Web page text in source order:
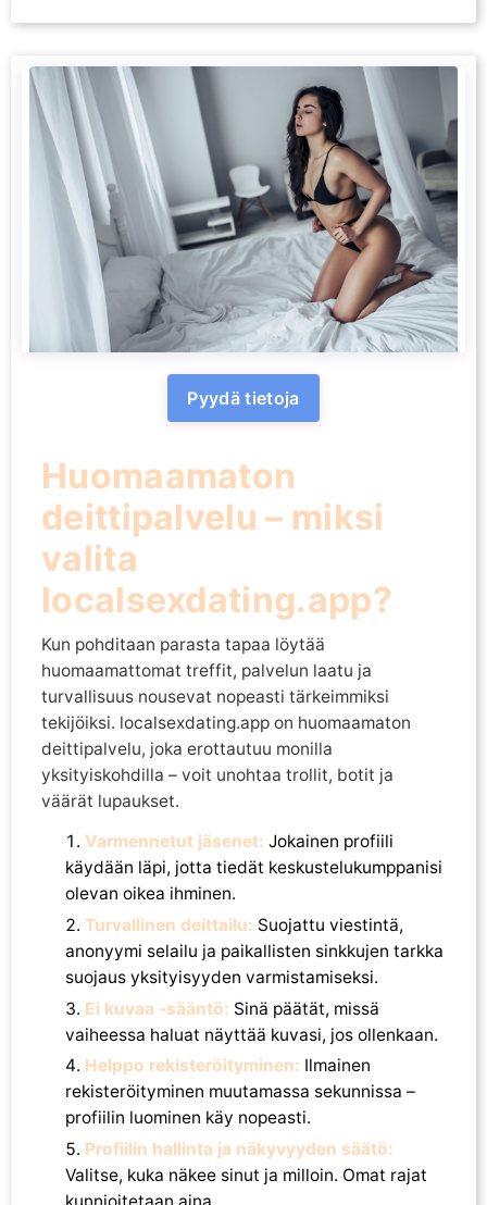
Pyydä tietoja
Huomaamaton
deittipalvelu – miksi
valita
localsexdating.app?
Kun pohditaan parasta tapaa löytää
huomaamattomat treffit, palvelun laatu ja
turvallisuus nousevat nopeasti tärkeimmiksi
tekijöiksi. localsexdating.app on huomaamaton
deittipalvelu, joka erottautuu monilla
yksityiskohdilla – voit unohtaa trollit, botit ja
väärät lupaukset.
Varmennetut jäsenet: Jokainen profiili
käydään läpi, jotta tiedät keskustelukumppanisi
olevan oikea ihminen.
Turvallinen deittailu: Suojattu viestintä,
anonyymi selailu ja paikallisten sinkkujen tarkka
suojaus yksityisyyden varmistamiseksi.
Ei kuvaa -sääntö: Sinä päätät, missä
vaiheessa haluat näyttää kuvasi, jos ollenkaan.
Helppo rekisteröityminen: Ilmainen
rekisteröityminen muutamassa sekunnissa –
profiilin luominen käy nopeasti.
Profiilin hallinta ja näkyvyyden säätö:
Valitse, kuka näkee sinut ja milloin. Omat rajat